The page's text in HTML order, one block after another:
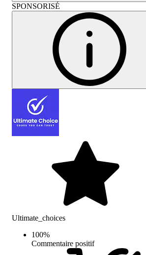
SPONSORISÉ
Ultimate_choices
100%
Commentaire positif